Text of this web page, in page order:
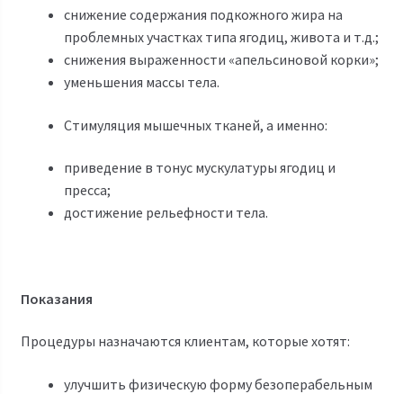
снижение содержания подкожного жира на
проблемных участках типа ягодиц, живота и т.д.;
снижения выраженности «апельсиновой корки»;
уменьшения массы тела.
Стимуляция мышечных тканей, а именно:
приведение в тонус мускулатуры ягодиц и
пресса;
достижение рельефности тела.
Показания
Процедуры назначаются клиентам, которые хотят:
улучшить физическую форму безоперабельным